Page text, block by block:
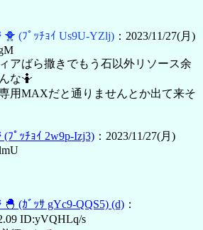
🐥 (ﾌﾟｯﾁｮｲ Us9U-YZlj) ：2023/11/27(月)
アばら撒きでもう石以外リソース余
な🤷
用MAXだと通りませんとか出て来そ
(ﾌﾟｯﾁｮｲ 2w9p-Izj3) ：2023/11/27(月)
🐣 (ｶﾞｯｻ gYc9-QQS5) (d) ：
ID:yVQHLq/s